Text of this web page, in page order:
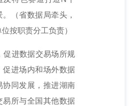
。（省数据局牵头，
按职责分工负责）
进数据交易场所规
促进场内和场外数据
协同发展，推进湖南
易所与全国其他数据